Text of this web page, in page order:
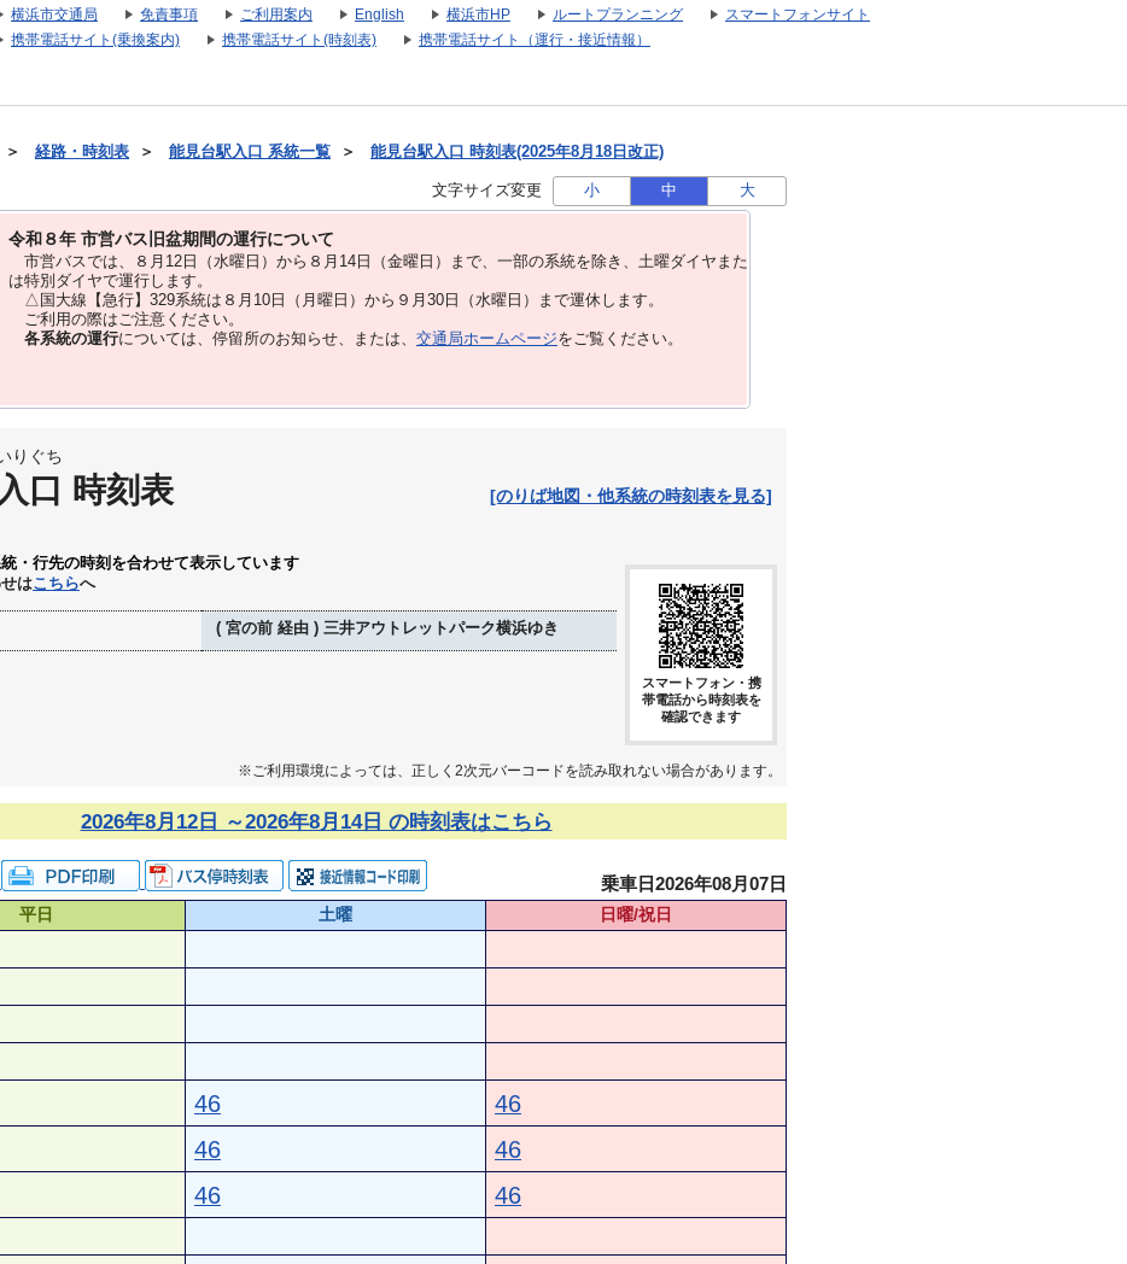
横浜市交通局 免責事項 ご利用案内 English 横浜市HP ルートプランニング
スマートフォンサイト
携帯電話サイト(乗換案内)
携帯電話サイト(時刻表) 携帯電話サイト（運行・接近情報）
＞ 経路・時刻表 ＞ 能見台駅入口 系統一覧 ＞ 能見台駅入口 時刻表(2025年8月18日改正)
文字サイズ変更 小 中 大
令和８年 市営バス旧盆期間の運行について
市営バスでは、８⽉12⽇（水曜日）から８⽉14⽇（金曜日）まで、⼀部の系統を除き、⼟曜ダイヤまた
は特別ダイヤで運⾏します。
△国大線【急行】329系統は８月10日（月曜日）から９月30日（水曜日）まで運休します。
ご利用の際はご注意ください。
各系統の運行については、停留所のお知らせ、または、 交通局ホームページをご覧ください。
りぐち
口 時刻表 [のりば地図・他系統の時刻表を見る]
・行先の時刻を合わせて表示しています
はこちらへ
( 宮の前 経由 ) 三井アウトレットパーク横浜ゆき
スマートフォン・携
帯電話から時刻表を
確認できます
※ご利用環境によっては、正しく2次元バーコードを読み取れない場合があります。
2026年8月12日 ～2026年8月14日 の時刻表はこちら
乗車日2026年08月07日
平日 土曜
日曜/祝日
46 46
46 46
46 46